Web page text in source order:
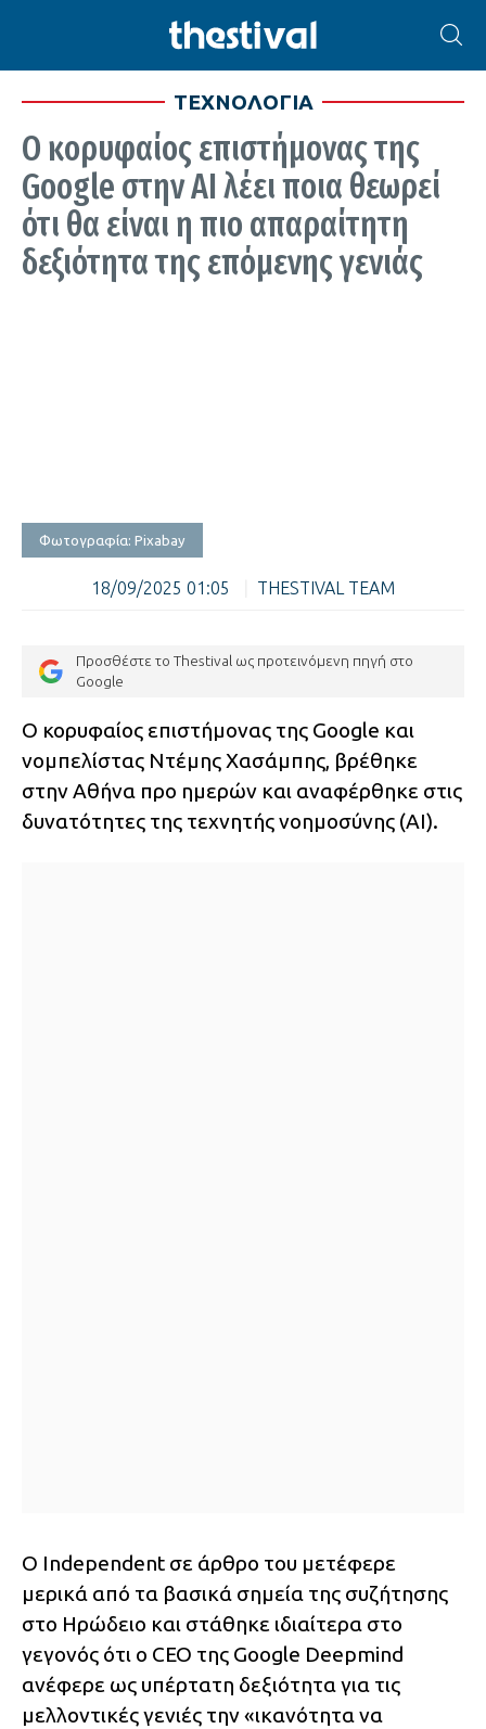
ΤΕΧΝΟΛΟΓΙΑ
Ο κορυφαίος επιστήμονας της
Google στην AI λέει ποια θεωρεί
ότι θα είναι η πιο απαραίτητη
δεξιότητα της επόμενης γενιάς
Φωτογραφία: Pixabay
18/09/2025 01:05 THESTIVAL TEAM
Προσθέστε το Thestival ως προτεινόμενη πηγή στο
Google
Ο κορυφαίος επιστήμονας της Google και
νομπελίστας Ντέμης Χασάμπης, βρέθηκε
στην Αθήνα προ ημερών και αναφέρθηκε στις
δυνατότητες της τεχνητής νοημοσύνης (AI).
Ο Independent σε άρθρο του μετέφερε
μερικά από τα βασικά σημεία της συζήτησης
στο Ηρώδειο και στάθηκε ιδιαίτερα στο
γεγονός ότι ο CEO της Google Deepmind
ανέφερε ως υπέρτατη δεξιότητα για τις
μελλοντικές γενιές την «ικανότητα να